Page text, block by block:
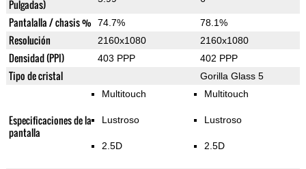
Pulgadas)
Pantalalla / chasis % 74.7% 78.1%
Resolución 2160x1080 2160x1080
Densidad (PPI) 403 PPP 402 PPP
Tipo de cristal Gorilla Glass 5
Especificaciones de la
pantalla
Multitouch
Lustroso
2.5D
Multitouch
Lustroso
2.5D